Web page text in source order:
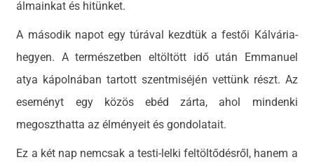
álmainkat és hitünket.
A második napot egy túrával kezdtük a festői Kálvária-
hegyen. A természetben eltöltött idő után Emmanuel
atya kápolnában tartott szentmiséjén vettünk részt. Az
eseményt egy közös ebéd zárta, ahol mindenki
megoszthatta az élményeit és gondolatait.
Ez a két nap nemcsak a testi-lelki feltöltődésről, hanem a